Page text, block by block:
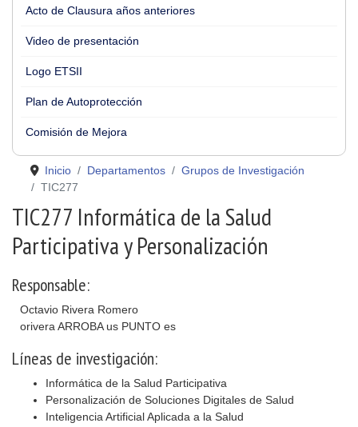
Acto de Clausura años anteriores
Video de presentación
Logo ETSII
Plan de Autoprotección
Comisión de Mejora
Inicio Departamentos
Grupos de Investigación
TIC277
TIC277 Informática de la Salud
Participativa y Personalización
Responsable:
Octavio Rivera Romero
orivera ARROBA us PUNTO es
Líneas de investigación:
Informática de la Salud Participativa
Personalización de Soluciones Digitales de Salud
Inteligencia Artificial Aplicada a la Salud